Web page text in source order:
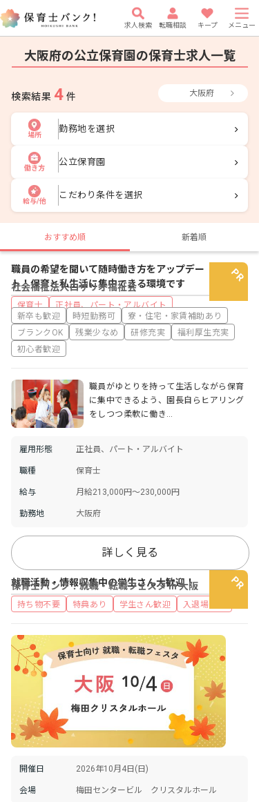
求人検索 転職相談 キープ メニュー
大阪府の公立保育園の保育士求人一覧
検索結果 4 件 大阪府
場所
勤務地を選択
働き方
公立保育園
給与/他
こだわり条件を選択
おすすめ順 新着順
社会福祉法人ロザリオ福祉会
保育士 正社員、パート・アルバイト
職員の希望を聞いて随時働き方をアップデー
ト！保育と私生活に集中できる環境です
新卒も歓迎 時短勤務可
寮・住宅・家賃補助あり
ブランクOK
残業少なめ 研修充実
福利厚生充実
初心者歓迎
職員がゆとりを持って生活しながら保育
に集中できるよう、園長自らヒアリング
をしつつ柔軟に働き…
雇用形態 正社員、パート・アルバイト
職種 保育士
給与 月給213,000円～230,000円
勤務地 大阪府
詳しく見る
保育士バンク！就職・転職フェスタ in 大阪
就職活動・情報収集中の学生さん大歓迎！
持ち物不要 特典あり 学生さん歓迎 入退場自由
開催日 2026年10月4日(日)
会場 梅田センタービル クリスタルホール